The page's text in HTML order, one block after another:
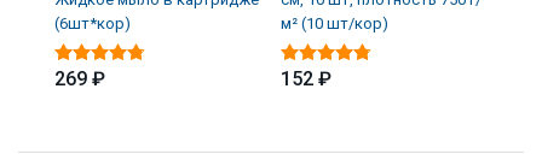
(6шт*кор)
269 ₽
м² (10 шт/кор)
152 ₽